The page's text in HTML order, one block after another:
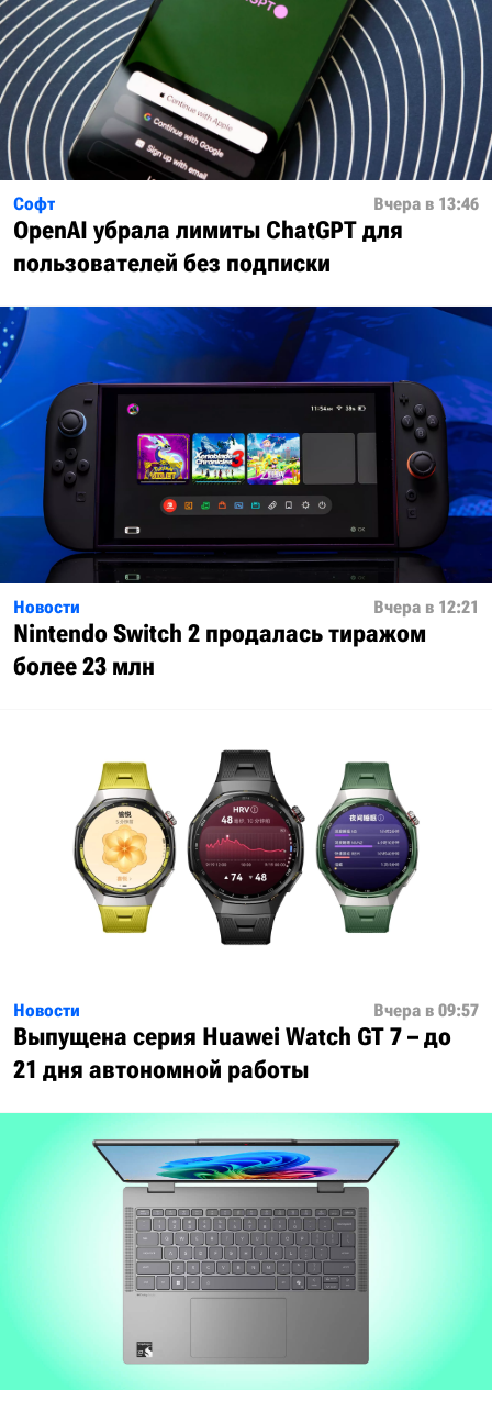
Софт Вчера в 13:46
OpenAI убрала лимиты ChatGPT для
пользователей без подписки
Новости Вчера в 12:21
Nintendo Switch 2 продалась тиражом
более 23 млн
Новости Вчера в 09:57
Выпущена серия Huawei Watch GT 7 – до
21 дня автономной работы